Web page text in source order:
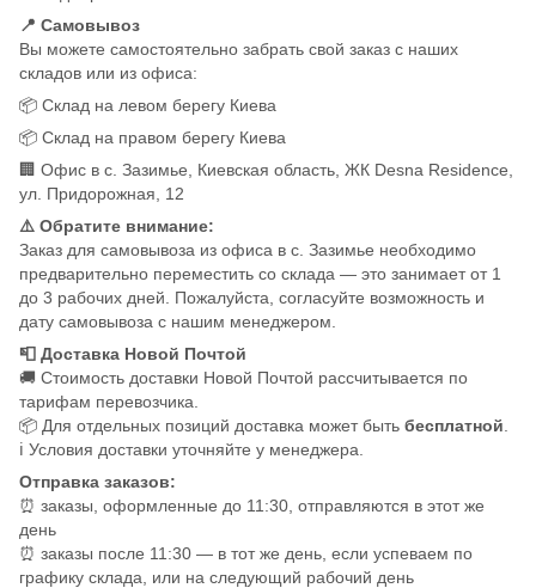
📍 Самовывоз
Вы можете самостоятельно забрать свой заказ с наших
складов или из офиса:
📦 Склад на левом берегу Киева
📦 Склад на правом берегу Киева
🏢 Офис в с. Зазимье, Киевская область, ЖК Desna Residence,
ул. Придорожная, 12
⚠️ Обратите внимание:
Заказ для самовывоза из офиса в с. Зазимье необходимо
предварительно переместить со склада — это занимает от 1
до 3 рабочих дней. Пожалуйста, согласуйте возможность и
дату самовывоза с нашим менеджером.
📮 Доставка Новой Почтой
🚚 Стоимость доставки Новой Почтой рассчитывается по
тарифам перевозчика.
📦 Для отдельных позиций доставка может быть бесплатной
ℹ️ Условия доставки уточняйте у менеджера.
Отправка заказов:
⏰ заказы, оформленные до 11:30, отправляются в этот же
день
⏰ заказы после 11:30 — в тот же день, если успеваем по
графику склада, или на следующий рабочий день